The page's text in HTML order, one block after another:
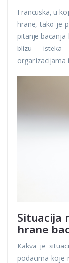
Francuska, u
hrane, tako je
pitanje bacanja
blizu isteka
organizacijama
Situacija
hrane
Kakva je
podacima koje